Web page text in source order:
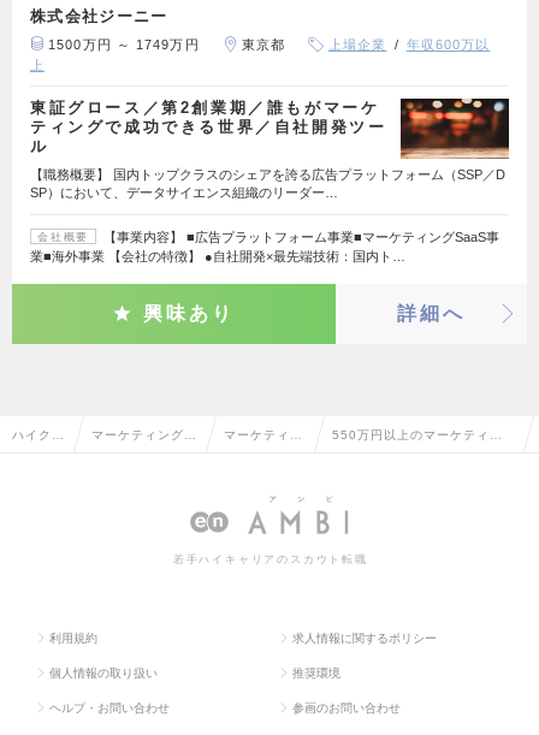
株式会社ジーニー
1500万円 ～ 1749万円 東京都 上場企業
年収600万以
上
東証グロース／第2創業期／誰もがマーケ
ティングで成功できる世界／自社開発ツー
ル
【職務概要】 国内トップクラスのシェアを誇る広告プラットフォーム（SSP／D
SP）において、データサイエンス組織のリーダー…
会社概要
【事業内容】 ■広告プラットフォーム事業■マーケティングSaaS事
業■海外事業 【会社の特徴】 ●自社開発×最先端技術：国内ト…
興味あり 詳細へ
ハイクラ マーケティング・ マーケティン
分析
550万円以上のマーケティン
人情報一覧
若手ハイキャリアのスカウト転職
利用規約 求人情報に関するポリシー
個人情報の取り扱い 推奨環境
ヘルプ・お問い合わせ 参画のお問い合わせ